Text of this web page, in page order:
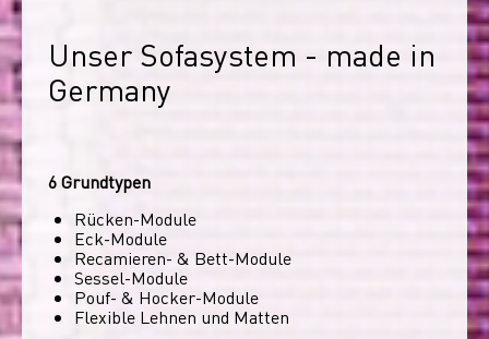
Unser Sofasystem - made in
Germany
6 Grundtypen
Rücken-Module
Eck-Module
Recamieren- & Bett-Module
Sessel-Module
Pouf- & Hocker-Module
Flexible Lehnen und Matten